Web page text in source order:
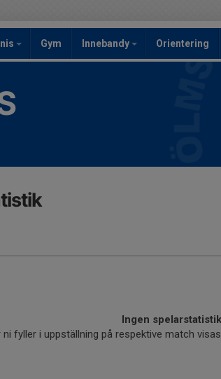
Gym Innebandy Orientering
Ingen
ni fyller i uppställning på respektive match